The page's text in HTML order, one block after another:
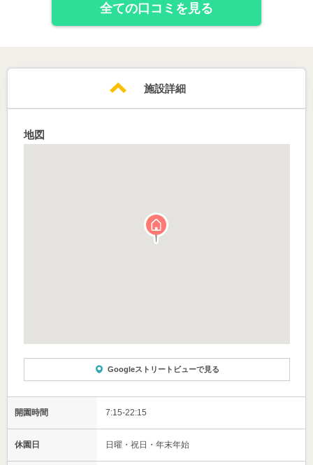
施設はちょっと古いですが、リフォームして快適です。
帰りに園の様子をしっかり伝えてくださいます。
特に負担はないです。
全ての口コミを見る
施設詳細
地図
Googleストリートビューで見る
開園時間 7:15-22:15
休園日 日曜・祝日・年末年始